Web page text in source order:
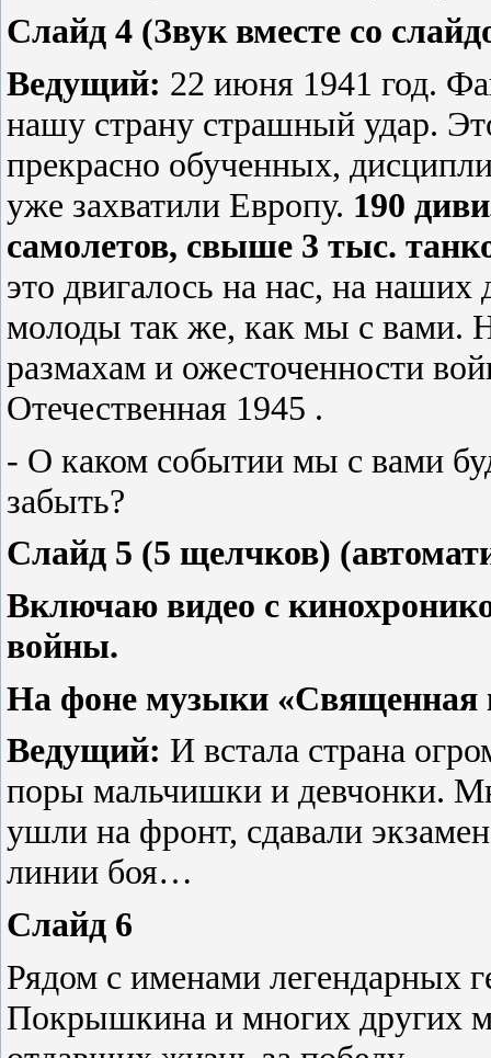
Слайд 4 (Звук вместе со
Ведущий: 22 июня 1941 год.
нашу страну страшный удар.
прекрасно обученных,
уже захватили Европу. 190
самолетов, свыше 3 тыс.
это двигалось на нас, на
молоды так же, как мы с вами.
размахам и ожесточенности
Отечественная 1945 .
- О каком событии мы с вами
забыть?
Слайд 5 (5 щелчков)
Включаю видео с
войны.
На фоне музыки «Священная
Ведущий: И встала страна
поры мальчишки и девчонки.
ушли на фронт, сдавали
линии боя…
Слайд 6
Рядом с именами легендарных
Покрышкина и многих других